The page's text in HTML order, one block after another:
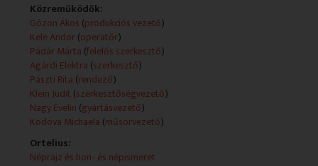
Szerzők és alkotók:
1. Ádám Éva Hírolvasó
2. Agárdi Elektra Hírolvasó
3. Agárdi Elektra Szerkesztő-riporter
4. Badalján Szilvia Hírolvasó
5. Boda János Felvételvezető
6. Dörflinger László Operatőr
7. Ducki Witek Riporter
8. Gáspár Zoltán Vágó
9. Hutterer Ingrid Riporter
10. Kele Andor Operatőr
Közreműködők:
Gózon Ákos (produkciós vezető)
Kele Andor(operatőr)
Pádár Márta (felelős szerkesztő)
Agárdi Elektra (szerkesztő)
Pászti Rita (rendező)
Klein Judit (szerkesztőségvezető)
Nagy Evelin (gyártásvezető)
Kodova Michaela (műsorvezető)
Ortelius:
Néprajz és hon- és népismeret